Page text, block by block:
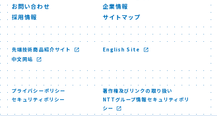
お問い合わせ
企業情報
採用情報
サイトマップ
先端技術商品紹介サイト
English Site
中文网站
プライバシーポリシー
著作権及びリンクの取り扱い
セキュリティポリシー
NTTグループ情報セキュリティポリ
シー